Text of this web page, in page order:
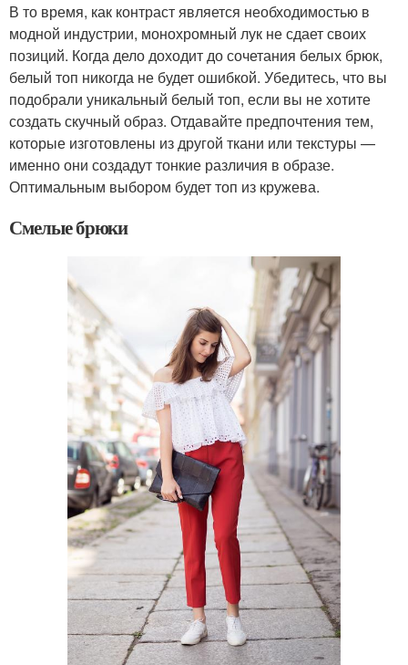
В то время, как контраст является необходимостью в
модной индустрии, монохромный лук не сдает своих
позиций. Когда дело доходит до сочетания белых брюк,
белый топ никогда не будет ошибкой. Убедитесь, что вы
подобрали уникальный белый топ, если вы не хотите
создать скучный образ. Отдавайте предпочтения тем,
которые изготовлены из другой ткани или текстуры —
именно они создадут тонкие различия в образе.
Оптимальным выбором будет топ из кружева.
Смелые брюки